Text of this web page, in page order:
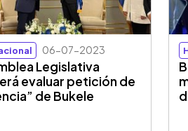
06-07-2023
Legislativa
evaluar petición de
de Bukele